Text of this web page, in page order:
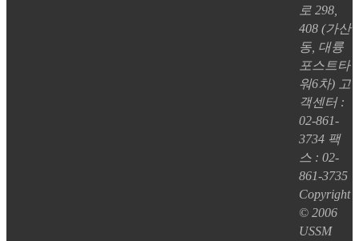
로 298,
408 (가산
동, 대륭
포스트타
워6차) 고
객센터 :
02-861-
3734 팩
스 : 02-
861-3735
Copyright
© 2006
USSM